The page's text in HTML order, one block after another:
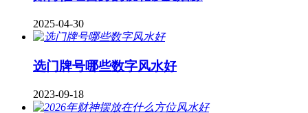
2025-04-30
​选门牌号哪些数字风水好
2023-09-18